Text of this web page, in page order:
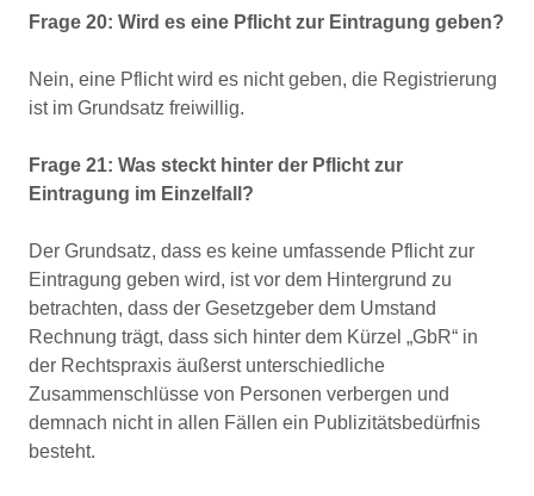
Frage 20: Wird es eine Pflicht zur Eintragung geben?
Nein, eine Pflicht wird es nicht geben, die Registrierung
ist im Grundsatz freiwillig.
Frage 21: Was steckt hinter der Pflicht zur
Eintragung im Einzelfall?
Der Grundsatz, dass es keine umfassende Pflicht zur
Eintragung geben wird, ist vor dem Hintergrund zu
betrachten, dass der Gesetzgeber dem Umstand
Rechnung trägt, dass sich hinter dem Kürzel „GbR“ in
der Rechtspraxis äußerst unterschiedliche
Zusammenschlüsse von Personen verbergen und
demnach nicht in allen Fällen ein Publizitätsbedürfnis
besteht.